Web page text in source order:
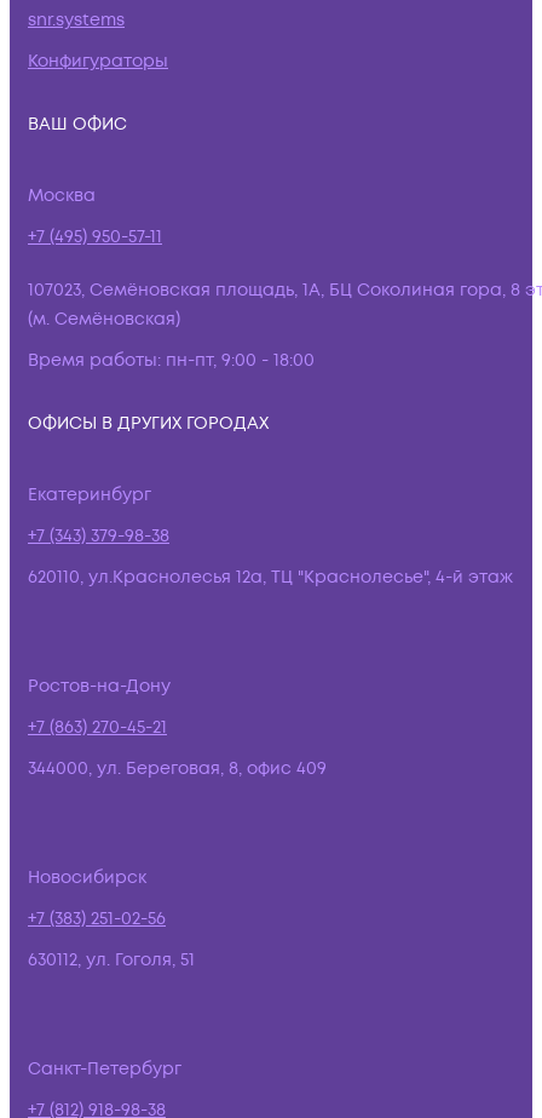
snr.systems
Конфигураторы
ВАШ ОФИС
Москва
+7 (495) 950-57-11
107023, Семёновская площадь, 1А, БЦ Соколиная гора, 8
(м. Семёновская)
Время работы: пн-пт, 9:00 - 18:00
ОФИСЫ В ДРУГИХ ГОРОДАХ
Екатеринбург
+7 (343) 379-98-38
620110, ул.Краснолесья 12а, ТЦ "Краснолесье", 4-й этаж
Ростов-на-Дону
+7 (863) 270-45-21
344000, ул. Береговая, 8, офис 409
Новосибирск
+7 (383) 251-02-56
630112, ул. Гоголя, 51
Санкт-Петербург
+7 (812) 918-98-38